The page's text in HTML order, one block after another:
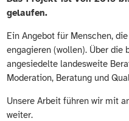
gelaufen.
Ein Angebot für Menschen,
engagieren (wollen). Über die
angesiedelte landesweite
Moderation, Beratung und
Unsere Arbeit führen wir mit
weiter.